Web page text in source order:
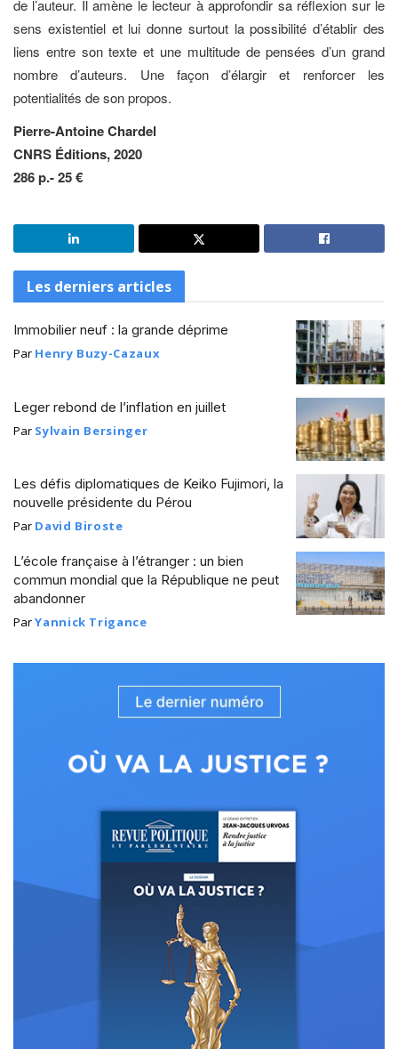
de l’auteur. Il amène le lecteur à approfondir sa réflexion sur le
sens existentiel et lui donne surtout la possibilité d’établir des
liens entre son texte et une multitude de pensées d’un grand
nombre d’auteurs. Une façon d’élargir et renforcer les
potentialités de son propos.
Pierre-Antoine Chardel
CNRS Éditions, 2020
286 p.- 25 €
Les derniers articles
Immobilier neuf : la grande déprime
Par Henry Buzy-Cazaux
Leger rebond de l’inflation en juillet
Par Sylvain Bersinger
Les défis diplomatiques de Keiko Fujimori, la
nouvelle présidente du Pérou
Par David Biroste
L’école française à l’étranger : un bien
commun mondial que la République ne peut
abandonner
ParYannick Trigance